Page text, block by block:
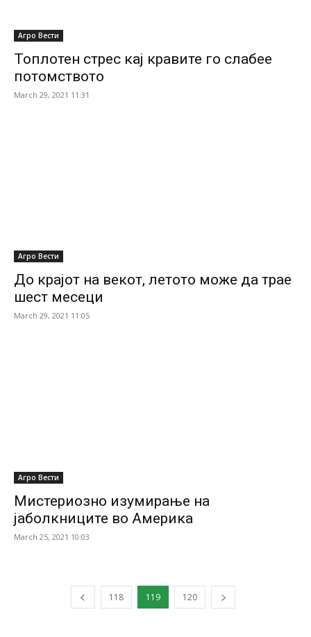
Агро Вести
Топлотен стрес кај кравите го слабее
потомството
March 29, 2021 11:31
Агро Вести
До крајот на векот, летото може да трае
шест месеци
March 29, 2021 11:05
Агро Вести
Мистериозно изумирање на
јаболкниците во Америка
March 25, 2021 10:03
118 119 120